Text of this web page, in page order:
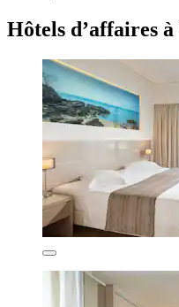
Hôtels d’affaires